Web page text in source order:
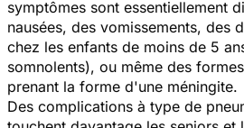
symptômes sont essentiellement
nausées, des vomissements, des
chez les enfants de moins de 5
somnolents), ou même des
prenant la forme d'une méningite.
Des complications à type de